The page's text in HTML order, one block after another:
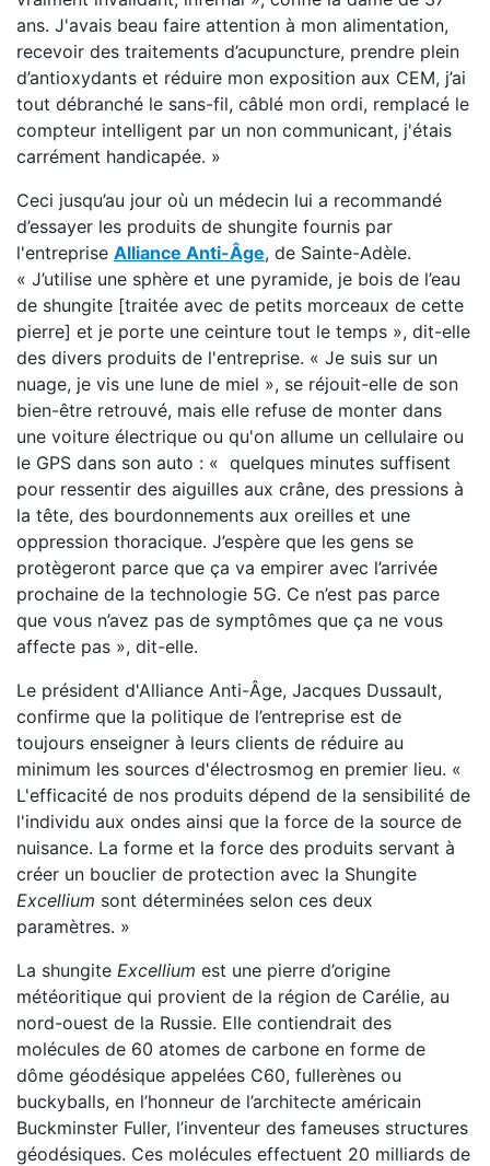
ans. J'avais beau faire attention à mon alimentation,
recevoir des traitements d’acupuncture, prendre plein
d’antioxydants et réduire mon exposition aux CEM, j’ai
tout débranché le sans-fil, câblé mon ordi, remplacé le
compteur intelligent par un non communicant, j'étais
carrément handicapée. »
Ceci jusqu’au jour où un médecin lui a recommandé
d’essayer les produits de shungite fournis par
l'entreprise Alliance Anti-Âge, de Sainte-Adèle.
« J’utilise une sphère et une pyramide, je bois de l’eau
de shungite [traitée avec de petits morceaux de cette
pierre] et je porte une ceinture tout le temps », dit-elle
des divers produits de l'entreprise. « Je suis sur un
nuage, je vis une lune de miel », se réjouit-elle de son
bien-être retrouvé, mais elle refuse de monter dans
une voiture électrique ou qu'on allume un cellulaire ou
le GPS dans son auto : « quelques minutes suffisent
pour ressentir des aiguilles aux crâne, des pressions à
la tête, des bourdonnements aux oreilles et une
oppression thoracique. J’espère que les gens se
protègeront parce que ça va empirer avec l’arrivée
prochaine de la technologie 5G. Ce n’est pas parce
que vous n’avez pas de symptômes que ça ne vous
affecte pas », dit-elle.
Le président d'Alliance Anti-Âge, Jacques Dussault,
confirme que la politique de l’entreprise est de
toujours enseigner à leurs clients de réduire au
minimum les sources d'électrosmog en premier lieu. «
L'efficacité de nos produits dépend de la sensibilité de
l'individu aux ondes ainsi que la force de la source de
nuisance. La forme et la force des produits servant à
créer un bouclier de protection avec la Shungite
Excellium sont déterminées selon ces deux
paramètres. »
La shungite Excellium est une pierre d’origine
météoritique qui provient de la région de Carélie, au
nord-ouest de la Russie. Elle contiendrait des
molécules de 60 atomes de carbone en forme de
dôme géodésique appelées C60, fullerènes ou
buckyballs, en l’honneur de l’architecte américain
Buckminster Fuller, l’inventeur des fameuses structures
géodésiques. Ces molécules effectuent 20 milliards de